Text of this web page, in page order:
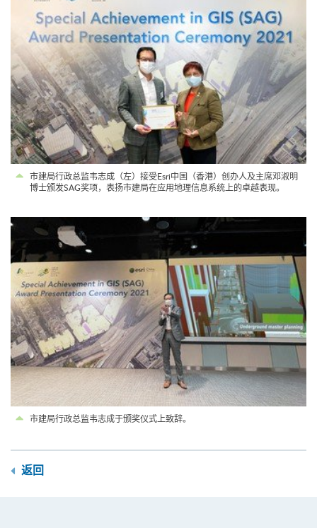
市建局行政总监韦志成（左）接受Esri中国（香港）创办人及主席邓淑明
博士颁发SAG奖项，表扬市建局在应用地理信息系统上的卓越表现。
市建局行政总监韦志成于颁奖仪式上致辞。
返回